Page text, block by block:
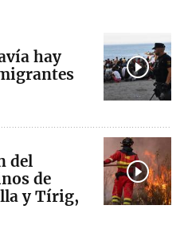
hay
del
de
y Tírig,